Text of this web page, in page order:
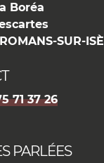
Boréa
SUR-
71 37 26
PARLÉES